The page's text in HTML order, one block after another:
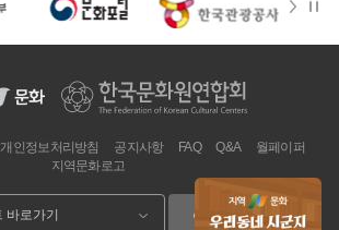
이동
개인정보처리방침 공지사항 FAQ Q&A
월페이퍼
지역문화로고